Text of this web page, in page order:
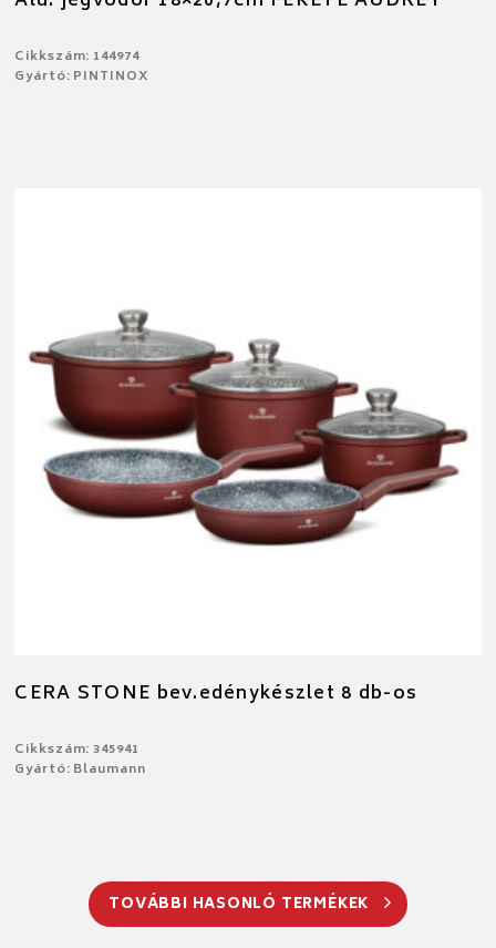
Cikkszám: 144974
Gyártó: PINTINOX
CERA STONE bev.edénykészlet 8 db-os
Cikkszám: 345941
Gyártó: Blaumann
TOVÁBBI HASONLÓ TERMÉKEK